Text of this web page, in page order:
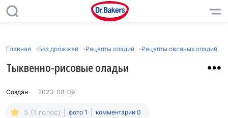
Главная Без дрожжей Рецепты оладий Рецепты овсяных оладий
Тыквенно-рисовые оладьи
Создан 2023-08-09
5 (1 голос) фото 1 комментарии 0